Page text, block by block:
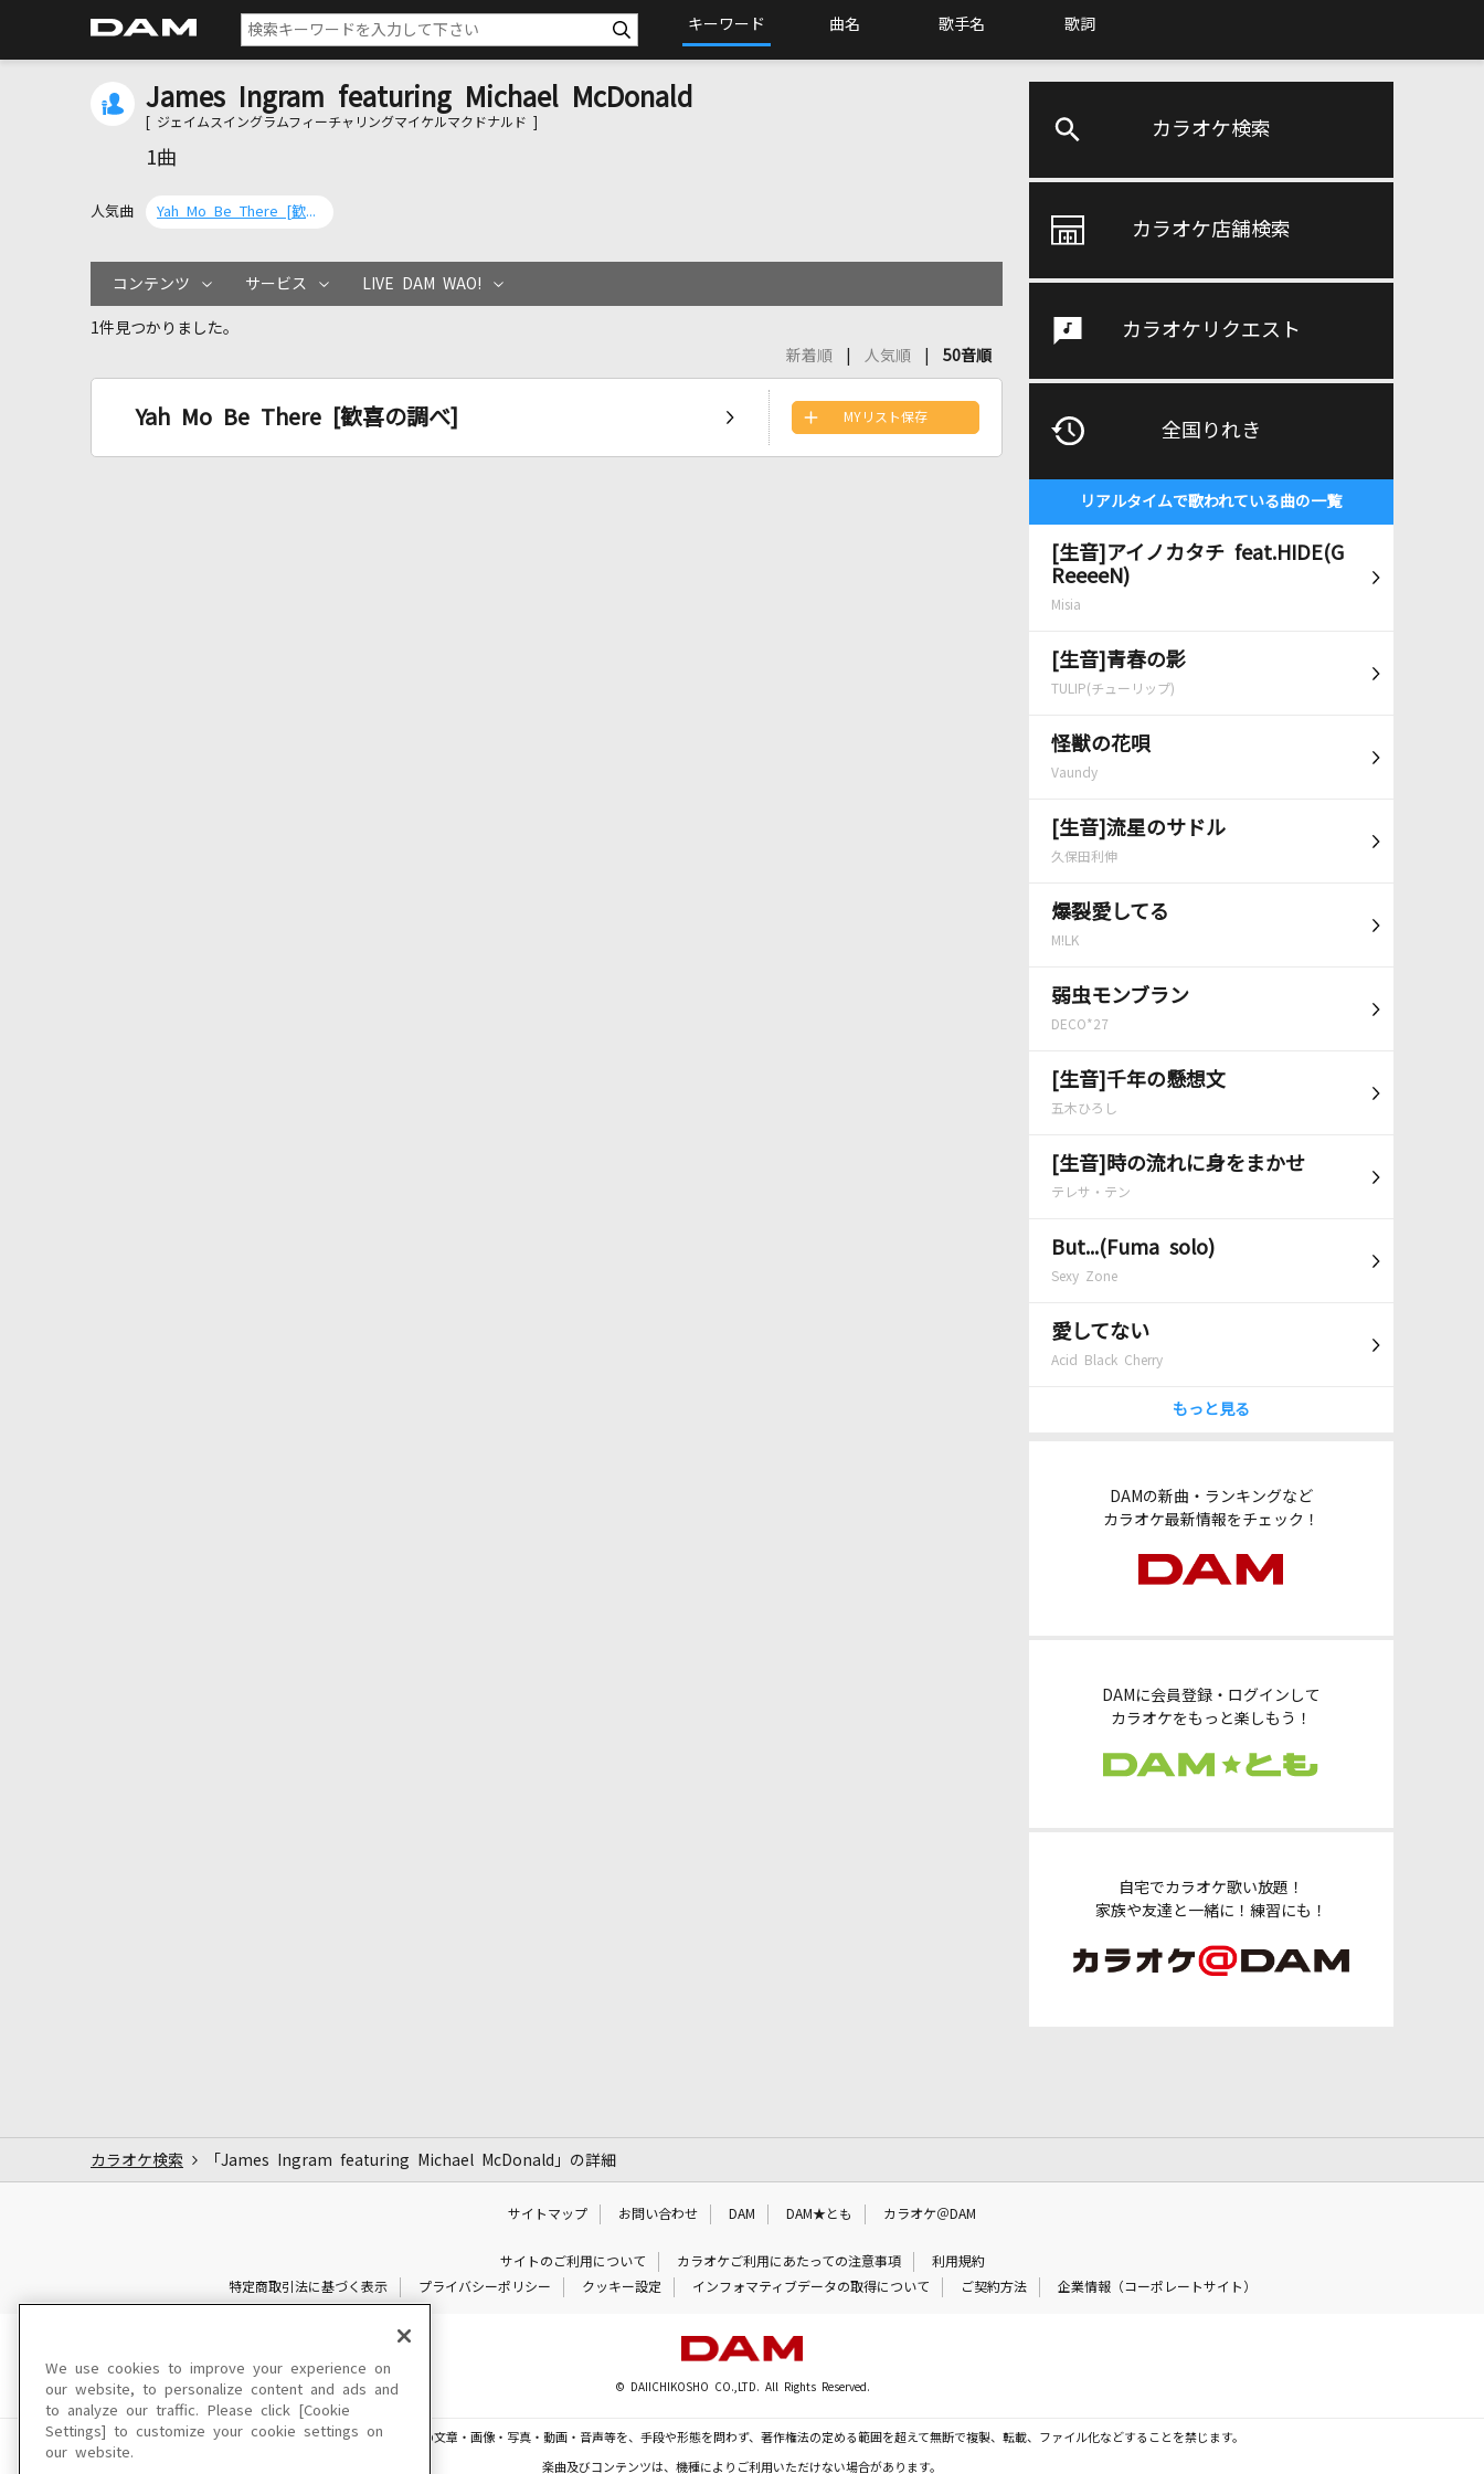
キーワード 曲名 歌手名 歌詞
カラオケ検索
カラオケ店舗検索
カラオケリクエスト
全国りれき
リアルタイムで歌われている曲の一覧
[生音]アイノカタチ feat.HIDE(G
ReeeeN)
Misia
[生音]青春の影
TULIP(チューリップ)
怪獣の花唄
Vaundy
[生音]流星のサドル
久保田利伸
爆裂愛してる
M!LK
弱虫モンブラン
DECO*27
[生音]千年の懸想文
五木ひろし
[生音]時の流れに身をまかせ
テレサ・テン
But...(Fuma solo)
Sexy Zone
愛してない
Acid Black Cherry
もっと見る
DAMの新曲・ランキングなど
カラオケ最新情報をチェック！
DAMに会員登録・ログインして
カラオケをもっと楽しもう！
自宅でカラオケ歌い放題！
家族や友達と一緒に！練習にも！
James Ingram featuring Michael McDonald
[ ジェイムスイングラムフィーチャリングマイケルマクドナルド ]
1曲
人気曲 Yah Mo Be There [歓喜の調べ]
コンテンツ サービス LIVE DAM WAO!
1件見つかりました。
新着順
人気順 50音順
Yah Mo Be There [歓喜の調べ] MYリスト保存
カラオケ検索 「James Ingram featuring Michael McDonald」の詳細
サイトマップ お問い合わせ DAM DAM★とも カラオケ＠DAM
サイトのご利用について カラオケご利用にあたっての注意事項
利用規約
特定商取引法に基づく表示
プライバシーポリシー クッキー設定 インフォマティブデータの取得について ご契約方法 企業情報（コーポレートサイト）
© DAIICHIKOSHO CO.,LTD. All Rights Reserved.
このサイトに掲載されている一切の文章・画像・写真・動画・音声等を、手段や形態を問わず、著作権法の定める範囲を超えて無断で複製、転載、ファイル化などすることを禁じます。
楽曲及びコンテンツは、機種によりご利用いただけない場合があります。
We use cookies to improve your experience on
our website, to personalize content and ads and
to analyze our traffic. Please click [Cookie
Settings] to customize your cookie settings on
our website.